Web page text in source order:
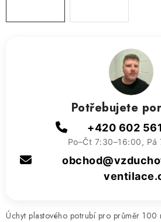
Úchyt plastového potrubí pro průměr 100
Potřebujete
+420 602
Po–Čt 7:30–16:00, Pá